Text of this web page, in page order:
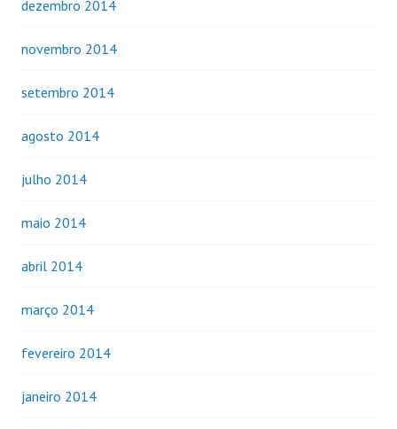
dezembro 2014
novembro 2014
setembro 2014
agosto 2014
julho 2014
maio 2014
abril 2014
março 2014
fevereiro 2014
janeiro 2014